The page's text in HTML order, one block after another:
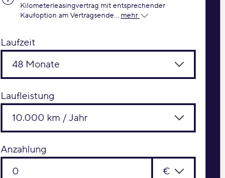
Kilometerleasingvertrag mit entsprechender
Kaufoption am Vertragsende... mehr
Laufzeit
48 Monate
Laufleistung
10.000 km / Jahr
Anzahlung
€